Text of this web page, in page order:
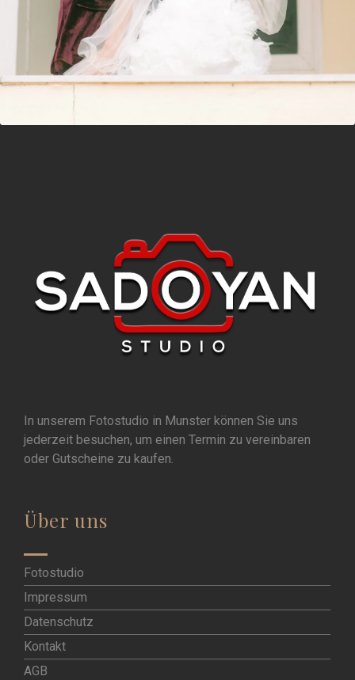
In unserem Fotostudio in Munster können Sie uns
jederzeit besuchen, um einen Termin zu vereinbaren
oder Gutscheine zu kaufen.
Über uns
Fotostudio
Impressum
Datenschutz
Kontakt
AGB